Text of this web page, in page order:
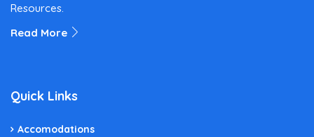
Resources.
Read More
Quick Links
Accomodations